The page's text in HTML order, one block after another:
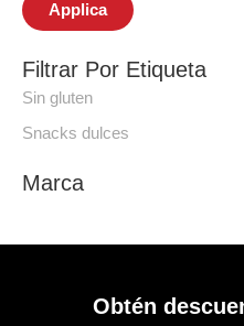
Applica
Filtrar Por Etiqueta
Sin gluten
Snacks dulces
Marca
Obtén